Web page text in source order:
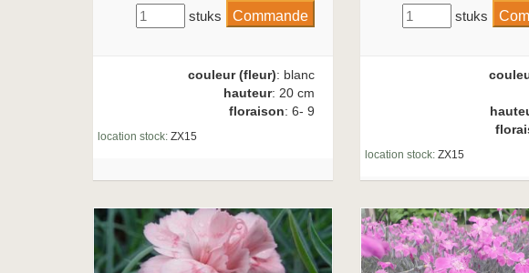
stuks
couleur (fleur): blanc
hauteur: 20 cm
floraison: 6- 9
location stock: ZX15
stuks
location stock:ZX15